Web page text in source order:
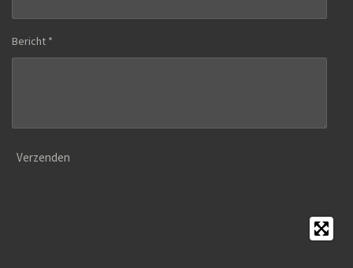
Bericht *
Verzenden